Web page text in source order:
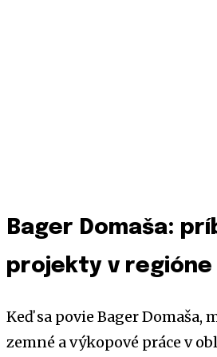
Bager Domaša:
projekty v regióne
Keď sa povie Bager
zemné a výkopové práce v